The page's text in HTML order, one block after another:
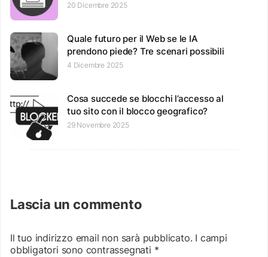
20 Dicembre 2025
Quale futuro per il Web se le IA
prendono piede? Tre scenari possibili
4 Dicembre 2025
Cosa succede se blocchi l’accesso al
tuo sito con il blocco geografico?
29 Novembre 2025
Lascia un commento
Il tuo indirizzo email non sarà pubblicato. I campi
obbligatori sono contrassegnati *